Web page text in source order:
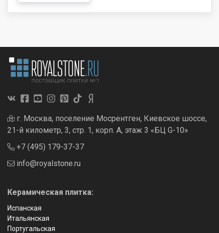
г. Москва, поселение Мосрентген, Киевское шоссе,
21-й километр, 3, стр. 1, корп. А, этаж 3 «БЦ G-10»
+7 (495) 179-37-37
info@royalstone.ru
Керамическая плитка:
Испанская
Итальянская
Португальская